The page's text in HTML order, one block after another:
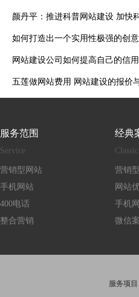
颜丹平：推进科普网站建设 加快
如何打造出一个实用性极强的创
网站建设公司如何提高自己的信
五莲做网站费用 网站建设的报价
服务范围
Service
营销型网站
手机网站
400电话
整合营销
经典
Classic
营销
网站
手机
微信
服务项目